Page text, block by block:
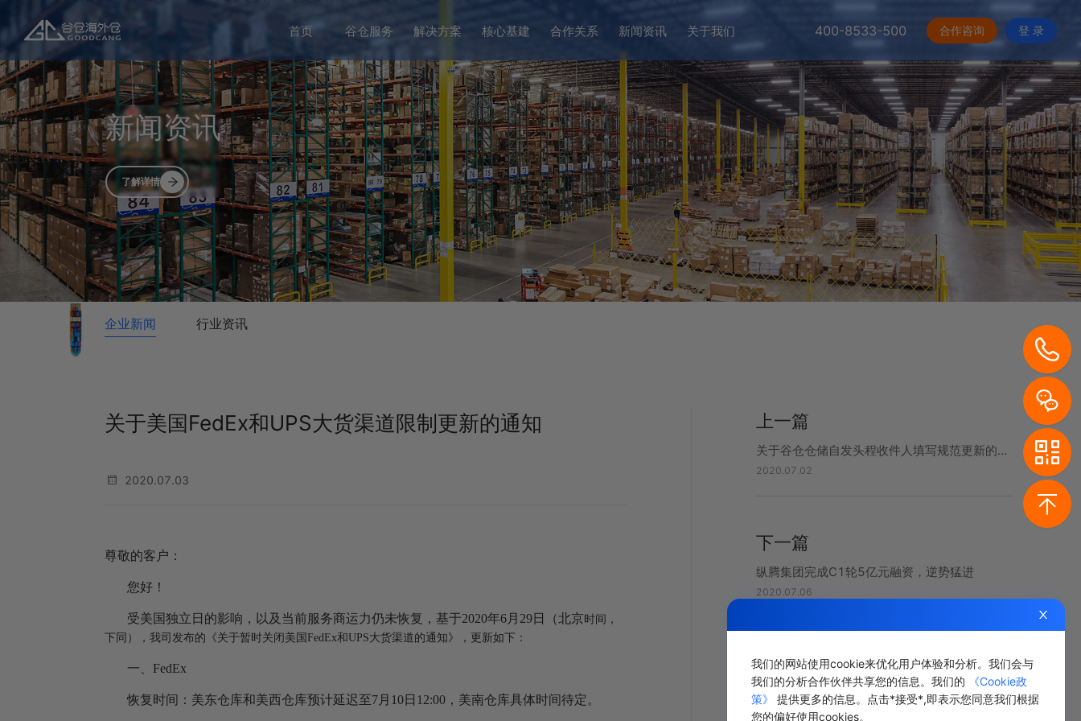
我们的网站使用cookie来优化用户体验和分析。我们会与
我们的分析合作伙伴共享您的信息。我们的
《Cookie政
策》
提供更多的信息。点击*接受*,即表示您同意我们根据
您的偏好使用cookies。
首页 谷仓服务 解决方案 核心基建 合作关系 新闻资讯 关于我们 400-8533-500 合作咨询 登 录
新闻资讯
了解详情
企业新闻 行业资讯
关于美国FedEx和UPS大货渠道限制更新的通知
2020.07.03
尊敬的客户：
您好！
受美国独立日的影响，以及当前服务商运力仍未恢复，基于2020年6月29日（北京时间，
下同），我司发布的《关于暂时关闭美国FedEx和UPS大货渠道的通知》，更新如下：
一、FedEx
恢复时间：美东仓库和美西仓库预计延迟至7月10日12:00，美南仓库具体时间待定。
上一篇
关于谷仓仓储自发头程收件人填写规范更新的通知
2020.07.02
下一篇
纵腾集团完成C1轮5亿元融资，逆势猛进
2020.07.06
相关推荐